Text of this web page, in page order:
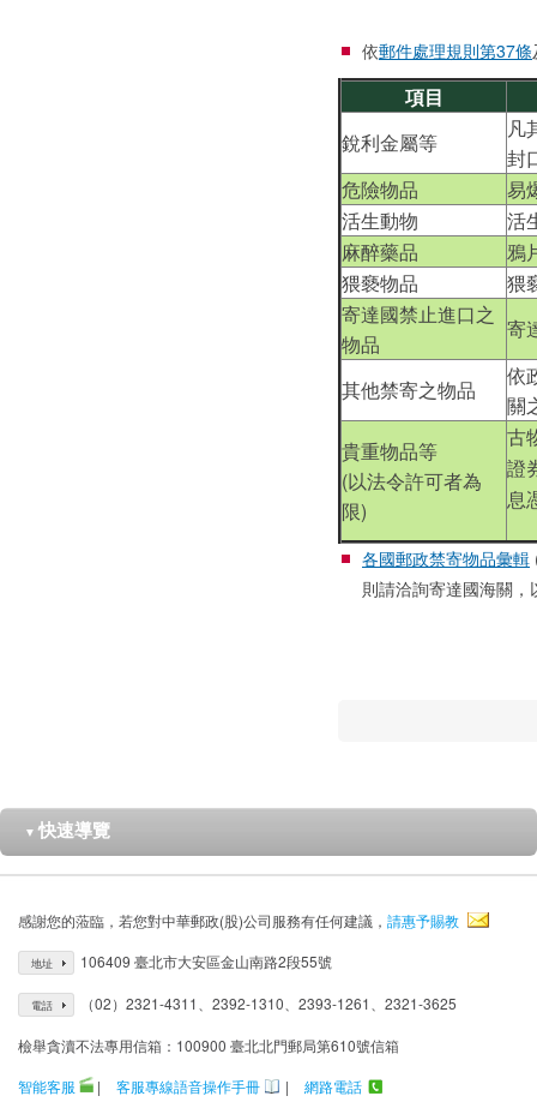
依郵件處理規則第37條
項目
銳利金屬等
凡
封
危險物品
易
活生動物
活
麻醉藥品
鴉
猥褻物品
猥
寄達國禁止進口之
物品
寄
其他禁寄之物品
依
關
貴重物品等
(以法令許可者為
限)
古
證
息
各國郵政禁寄物品彙輯
則請洽詢寄達國海關，
▼ 快速導覽
感謝您的蒞臨，若您對中華郵政(股)公司服務有任何建議， 請惠予賜教
地址 106409 臺北市大安區金山南路2段55號
電話 （02）2321-4311、2392-1310、2393-1261、2321-3625
檢舉貪瀆不法專用信箱：100900 臺北北門郵局第610號信箱
智能客服
| 客服專線語音操作手冊 | 網路電話